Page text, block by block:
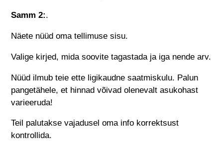
Samm 2:.
Näete nüüd oma tellimuse sisu.
Valige kirjed, mida soovite tagastada ja iga nende arv.
Nüüd ilmub teie ette ligikaudne saatmiskulu. Palun
pangetähele, et hinnad võivad olenevalt asukohast
varieeruda!
Teil palutakse vajadusel oma info korrektsust
kontrollida.